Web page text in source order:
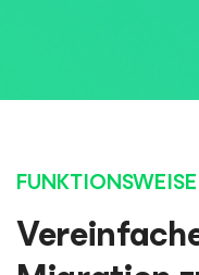
FUNKTIONSWEISE